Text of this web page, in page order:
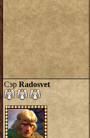
Сэр Radosvet